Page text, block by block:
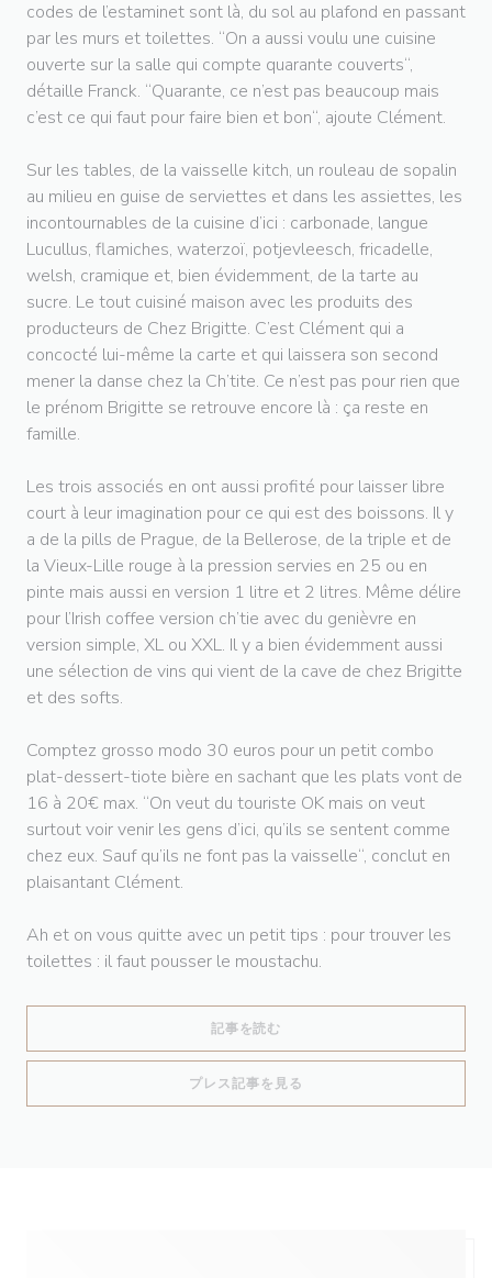
codes de l’estaminet sont là, du sol au plafond en passant
par les murs et toilettes. “On a aussi voulu une cuisine
ouverte sur la salle qui compte quarante couverts“,
détaille Franck. “Quarante, ce n’est pas beaucoup mais
c’est ce qui faut pour faire bien et bon“, ajoute Clément.
Sur les tables, de la vaisselle kitch, un rouleau de sopalin
au milieu en guise de serviettes et dans les assiettes, les
incontournables de la cuisine d’ici : carbonade, langue
Lucullus, flamiches, waterzoï, potjevleesch, fricadelle,
welsh, cramique et, bien évidemment, de la tarte au
sucre. Le tout cuisiné maison avec les produits des
producteurs de Chez Brigitte. C’est Clément qui a
concocté lui-même la carte et qui laissera son second
mener la danse chez la Ch’tite. Ce n’est pas pour rien que
le prénom Brigitte se retrouve encore là : ça reste en
famille.
Les trois associés en ont aussi profité pour laisser libre
court à leur imagination pour ce qui est des boissons. Il y
a de la pills de Prague, de la Bellerose, de la triple et de
la Vieux-Lille rouge à la pression servies en 25 ou en
pinte mais aussi en version 1 litre et 2 litres. Même délire
pour l’Irish coffee version ch’tie avec du genièvre en
version simple, XL ou XXL. Il y a bien évidemment aussi
une sélection de vins qui vient de la cave de chez Brigitte
et des softs.
Comptez grosso modo 30 euros pour un petit combo
plat-dessert-tiote bière en sachant que les plats vont de
16 à 20€ max. “On veut du touriste OK mais on veut
surtout voir venir les gens d’ici, qu’ils se sentent comme
chez eux. Sauf qu’ils ne font pas la vaisselle“, conclut en
plaisantant Clément.
Ah et on vous quitte avec un petit tips : pour trouver les
toilettes : il faut pousser le moustachu.
記事を読む
プレス記事を見る